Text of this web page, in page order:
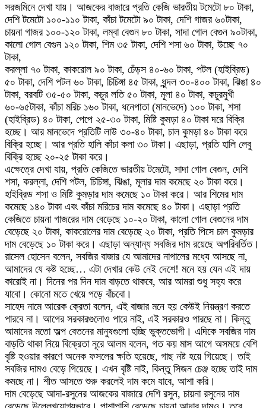
সরজমিনে দেখা যায়। আজকের বাজারে প্রতি কেজি ভারতীয় টমেটো ৮০ টাকা,
দেশি টমেটো ১০০-১১০ টাকা, কাঁচা টমেটো ৯০ টাকা, দেশি গাজর ৬০টাকা,
চায়না গাজর ১০০-১২০ টাকা, লম্বা বেগুন ৮০ টাকা, সাদা গোল বেগুন ৯০টাকা,
কালো গোল বেগুন ১২০ টাকা, শিম ৩৫ টাকা, দেশি শসা ৬০ টাকা, উচ্ছে ৭০
টাকা,
করল্লা ৭০ টাকা, কাকরোল ৯০ টাকা, ঢেঁড়স ৪০-৬০ টাকা, পটল (হাইব্রিড)
৫০ টাকা, দেশি পটল ৬০ টাকা, চিচিঙ্গা ৪৫ টাকা, ধুন্দল ৩০-৪০০ টাকা, ঝিঙা ৪০
টাকা, বরবটি ৩৫-৫০ টাকা, কচুর লতি ৫০ টাকা, মূলা ৪০ টাকা, কচুরমুখী
৬০-৬৫টাকা, কাঁচা মরিচ ১৬০ টাকা, ধনেপাতা (মানভেদে) ১০০ টাকা, শসা
(হাইব্রিড) ৪০ টাকা, পেপে ২৫-৩০ টাকা, মিষ্টি কুমড়া ৪০ টাকা দরে বিক্রি
হচ্ছে। আর মানভেদে প্রতিটি লাউ ৩০-৪০ টাকা, চাল কুমড়া ৪০ টাকা করে
বিক্রি হচ্ছে। আর প্রতি হালি কাঁচা কলা ৩০ টাকা। এছাড়া, প্রতি হালি লেবু
বিক্রি হচ্ছে ২০-২৫ টাকা করে।
এক্ষেত্রে দেখা যায়, প্রতি কেজিতে ভারতীয় টমেটো, সাদা গোল বেগুন, দেশি
শসা, করল্লা, দেশি পটল, চিচিঙ্গা, ঝিঙা, মূলার দাম কমেছে ২০ টাকা করে।
হাইব্রিড শসা ও মিষ্টি কুমড়ার দাম কমেছে ১০ টাকা করে। আর শিমের দাম
কমেছে ১৪০ টাকা এবং কাঁচা মরিচের দাম কমেছে ৪০ টাকা। এছাড়া প্রতি
কেজিতে চায়না গাজরের দাম বেড়েছে ১০-২০ টাকা, কালো গোল বেগুনের দাম
বেড়েছে ২০ টাকা, কাকরোলের দাম বেড়েছে ২০ টাকা, প্রতি পিসে চাল কুমড়ার
দাম বেড়েছে ১০ টাকা করে। এছাড়া অন্যান্য সবজির দাম রয়েছে অপরিবর্তিত।
রাসেল হোসেন বলেন, সবজির বাজার যে আমাদের নাগালের মধ্যে আসছে না,
আমাদের যে কষ্ট হচ্ছে… এটা দেখার কেউ নেই দেশে! মনে হয় যেন এই দায়
কারোই না। দিনের পর দিন দাম বাড়তে থাকবে, আর আমরা শুধু সহ্য করে
যাবো। কোনো মতে খেয়ে পড়ে বাঁচবো।
সাহেদ নামে আরেক ক্রেতা বলেন, এই বাজার মনে হয় কেউই নিয়ন্ত্রণ করতে
পারবে না। আগের সরকারগুলোও পারে নাই, এই সরকারও পারছে না। কিন্তু
আমাদের মতো অল্প বেতনের মানুষগুলো হচ্ছি ভুক্তভোগী। এদিকে সবজির দাম
বাড়তি থাকা নিয়ে বিক্রেতা নূরে আলম বলেন, গত কয় মাস আগে অসময়ে বেশি
বৃষ্টি হওয়ার কারণে অনেক ফসলের ক্ষতি হয়েছে, গাছ নষ্ট হয়ে গিয়েছে। তাই
সবজির দামও বেড়ে গিয়েছে। এখন বৃষ্টি নাই, কিন্তু সিজন চেঞ্জ হচ্ছে তাই দাম
কমছে না। শীত আসতে শুরু করলেই দাম কমে যাবে, আশা করি।
দাম বেড়েছে আদা-রসুনের আজকের বাজারে দেশি রসুন, চায়না রসুনের দাম